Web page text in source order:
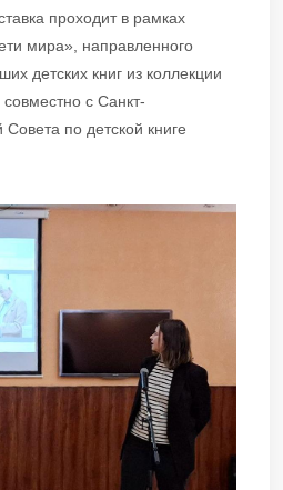
проходит в рамках
мира», направленного
детских книг из коллекции
с Санкт-
Совета по детской книге